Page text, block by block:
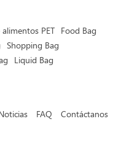
alimentos PET
Food Bag
Shopping Bag
Liquid Bag
FAQ Contáctanos